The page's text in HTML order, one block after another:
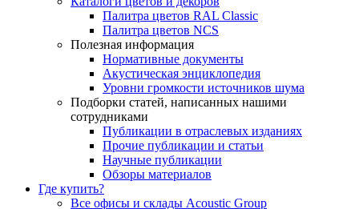
Палитра цветов RAL Сlassic
Палитра цветов NCS
Полезная информация
Нормативные документы
Акустическая энциклопедия
Уровни громкости источников шума
Подборки статей, написанных нашими
сотрудниками
Публикации в отраслевых изданиях
Прочие публикации и статьи
Научные публикации
Обзоры материалов
Где купить?
Все офисы и склады Acoustic Group